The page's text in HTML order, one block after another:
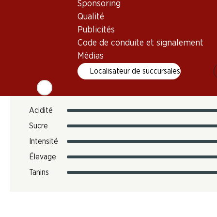
Sponsoring
Qualité
Publicités
Code de conduite et signalement
Médias
Localisateur de succursales
Acidité
Sucre
Intensité
Élevage
Tanins